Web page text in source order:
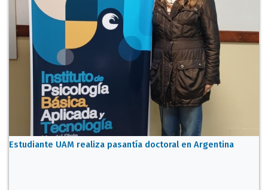
Estudiante UAM realiza pasantía doctoral en Argentina